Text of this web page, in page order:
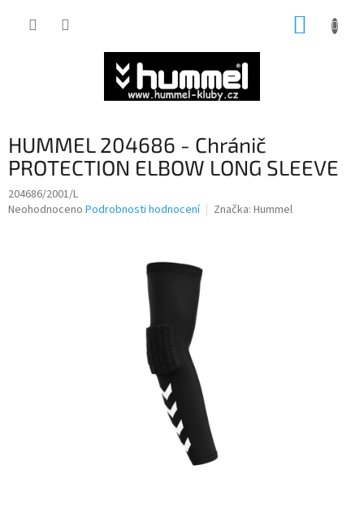
HUMMEL 204686 - Chránič
PROTECTION ELBOW LONG SLEEVE
204686/2001/L
Průměrné
Neohodnoceno Podrobnosti hodnocení Značka: Hummel